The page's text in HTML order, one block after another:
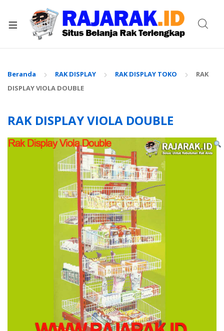
Beranda RAK DISPLAY RAK DISPLAY TOKO
RAK
DISPLAY VIOLA DOUBLE
RAK DISPLAY VIOLA DOUBLE